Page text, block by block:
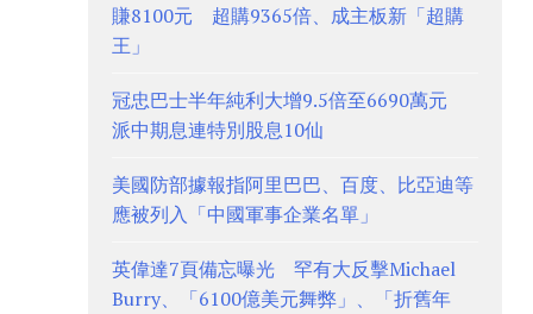
賺8100元 超購9365倍、成主板新「超購
王」
冠忠巴士半年純利大增9.5倍至6690萬元
派中期息連特別股息10仙
美國防部據報指阿里巴巴、百度、比亞迪等
應被列入「中國軍事企業名單」
英偉達7頁備忘曝光 罕有大反擊Michael
Burry、「6100億美元舞弊」、「折舊年